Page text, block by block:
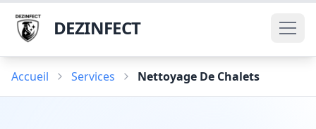
DEZINFECT
Accueil Services Nettoyage De Chalets